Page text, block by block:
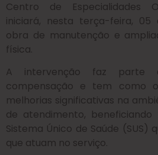
Centro de Especialidades
iniciará, nesta terça-feira, 05
obra de manutenção e
física.
A intervenção faz
compensação e tem como
melhorias significativas na
de atendimento,
Sistema Único de Saúde (SUS)
que atuam no serviço.